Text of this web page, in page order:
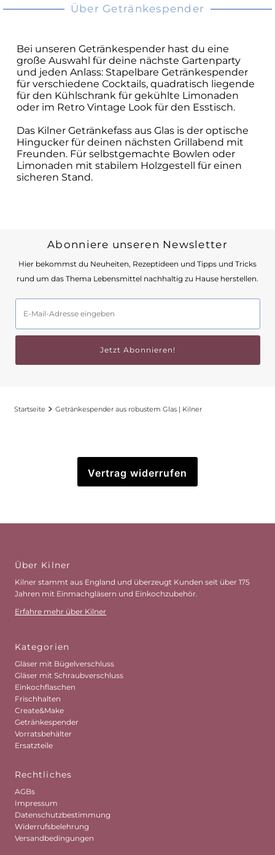
Über Getränkespender
Bei unseren Getränkespender hast du eine
große Auswahl für deine nächste Gartenparty
und jeden Anlass: Stapelbare Getränkespender
für verschiedene Cocktails, quadratisch liegende
für den Kühlschrank für gekühlte Limonaden
oder im Retro Vintage Look für den Esstisch.
Das Kilner Getränkefass aus Glas is der optische
Hingucker für deinen nächsten Grillabend mit
Freunden. Für selbstgemachte Bowlen oder
Limonaden mit stabilem Holzgestell für einen
sicheren Stand.
Abonniere unseren Newsletter
Hier bekommst du Neuheiten, Rezeptideen und Tipps und Tricks
rund um das Thema Lebensmittel nachhaltig zu Hause herstellen.
Mail-
Adresse
eingeben
Jetzt Abonnieren!
Startseite Getränkespender aus robustem Glas | Kilner
Vertrag widerrufen
Über Kilner
Kilner stammt aus England und überzeugt Kunden seit über 175
Jahren mit Einmachgläsern und Einkochzubehör.
Erfahre mehr über Kilner
Kategorien
Gläser mit Bügelverschluss
Gläser mit Schraubverschluss
Einkochflaschen
Frischhalten
Create&Make
Getränkespender
Vorratsbehälter
Ersatzteile
Rechtliches
AGBs
Impressum
Datenschutzbestimmung
Widerrufsbelehrung
Versandbedingungen